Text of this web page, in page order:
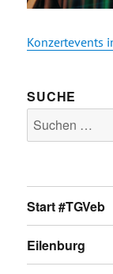
Konzertevents
SUCHE
Suche
nach:
Start #TGVeb
Eilenburg